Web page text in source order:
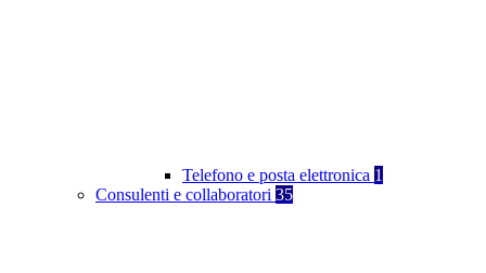
Telefono e posta elettronica 1
Consulenti e collaboratori 35